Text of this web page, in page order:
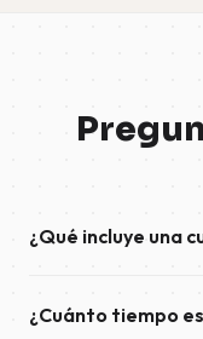
¿Qué incluye una
descarga de
¿Cuánto tiempo